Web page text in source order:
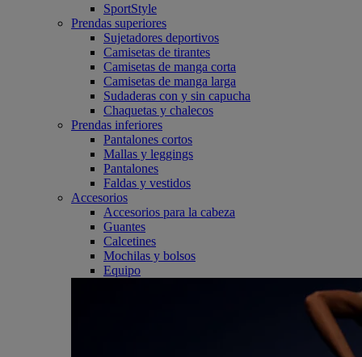
SportStyle
Prendas superiores
Sujetadores deportivos
Camisetas de tirantes
Camisetas de manga corta
Camisetas de manga larga
Sudaderas con y sin capucha
Chaquetas y chalecos
Prendas inferiores
Pantalones cortos
Mallas y leggings
Pantalones
Faldas y vestidos
Accesorios
Accesorios para la cabeza
Guantes
Calcetines
Mochilas y bolsos
Equipo